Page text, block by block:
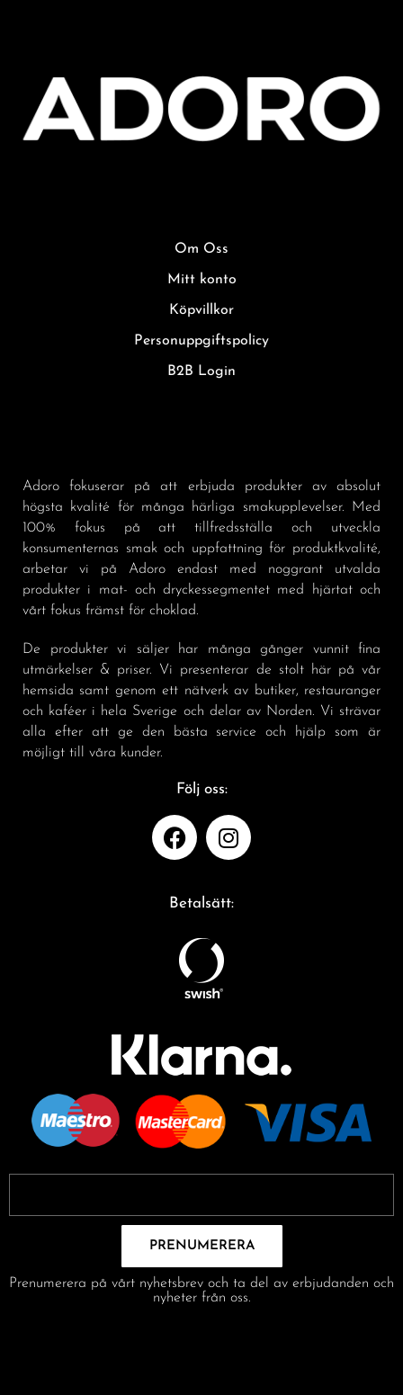
Om Oss
Mitt konto
Köpvillkor
Personuppgiftspolicy
B2B Login
Adoro fokuserar på att erbjuda produkter av absolut
högsta kvalité för många härliga smakupplevelser. Med
100% fokus på att tillfredsställa och utveckla
konsumenternas smak och uppfattning för produktkvalité,
arbetar vi på Adoro endast med noggrant utvalda
produkter i mat- och dryckessegmentet med hjärtat och
vårt fokus främst för choklad.
De produkter vi säljer har många gånger vunnit fina
utmärkelser & priser. Vi presenterar de stolt här på vår
hemsida samt genom ett nätverk av butiker, restauranger
och kaféer i hela Sverige och delar av Norden. Vi strävar
alla efter att ge den bästa service och hjälp som är
möjligt till våra kunder.
Följ oss:
Betalsätt:
PRENUMERERA
Prenumerera på vårt nyhetsbrev och ta del av erbjudanden och
nyheter från oss.